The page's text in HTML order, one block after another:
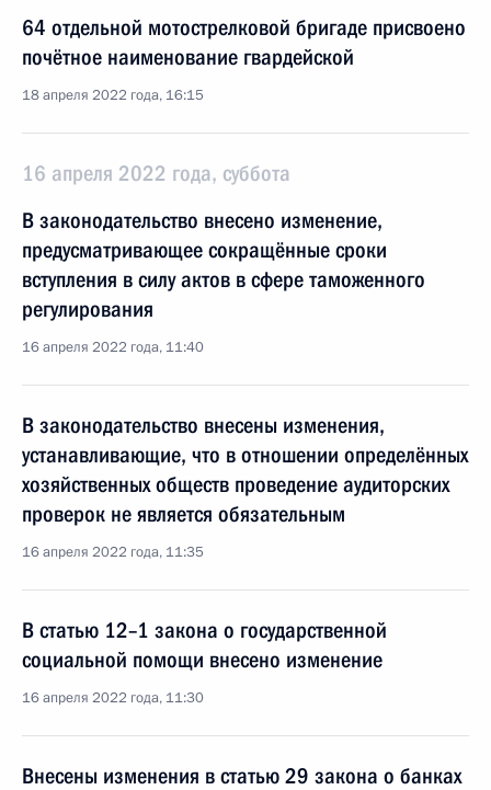
64 отдельной мотострелковой бригаде присвоено
почётное наименование гвардейской
18 апреля 2022 года, 16:15
16 апреля 2022 года, суббота
В законодательство внесено изменение,
предусматривающее сокращённые сроки
вступления в силу актов в сфере таможенного
регулирования
16 апреля 2022 года, 11:40
В законодательство внесены изменения,
устанавливающие, что в отношении определённых
хозяйственных обществ проведение аудиторских
проверок не является обязательным
16 апреля 2022 года, 11:35
В статью 12–1 закона о государственной
социальной помощи внесено изменение
16 апреля 2022 года, 11:30
Внесены изменения в статью 29 закона о банках